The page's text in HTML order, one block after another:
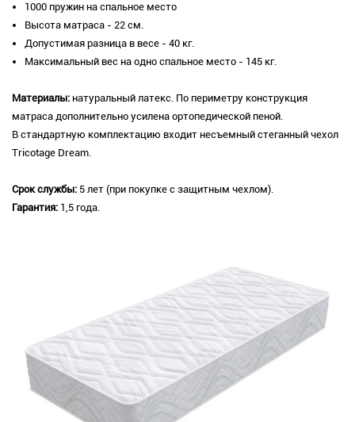
1000 пружин на спальное место
Высота матраса - 22 см.
Допустимая разница в весе - 40 кг.
Максимальный вес на одно спальное место - 145 кг.
Материалы: натуральный латекс. По периметру конструкция
матраса дополнительно усилена ортопедической пеной.
В стандартную комплектацию входит несъемный стеганный чехол
Tricotage Dream.
Срок службы: 5 лет (при покупке с защитным чехлом).
Гарантия: 1,5 года.